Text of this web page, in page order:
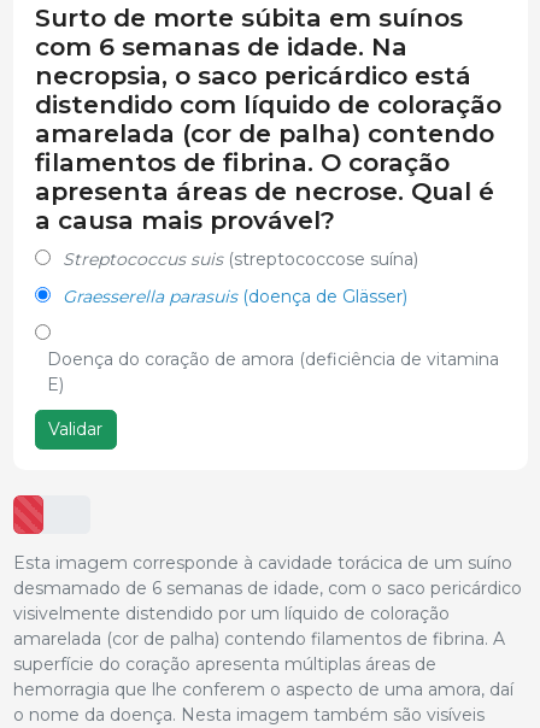
Surto de morte súbita em suínos
com 6 semanas de idade. Na
necropsia, o saco pericárdico está
distendido com líquido de coloração
amarelada (cor de palha) contendo
filamentos de fibrina. O coração
apresenta áreas de necrose. Qual é
a causa mais provável?
Streptococcus suis(streptococcose suína)
Graesserella parasuis(doença de Glässer)
Doença do coração de amora (deficiência de vitamina
E)
Validar
Esta imagem corresponde à cavidade torácica de um suíno
desmamado de 6 semanas de idade, com o saco pericárdico
visivelmente distendido por um líquido de coloração
amarelada (cor de palha) contendo filamentos de fibrina. A
superfície do coração apresenta múltiplas áreas de
hemorragia que lhe conferem o aspecto de uma amora, daí
o nome da doença. Nesta imagem também são visíveis